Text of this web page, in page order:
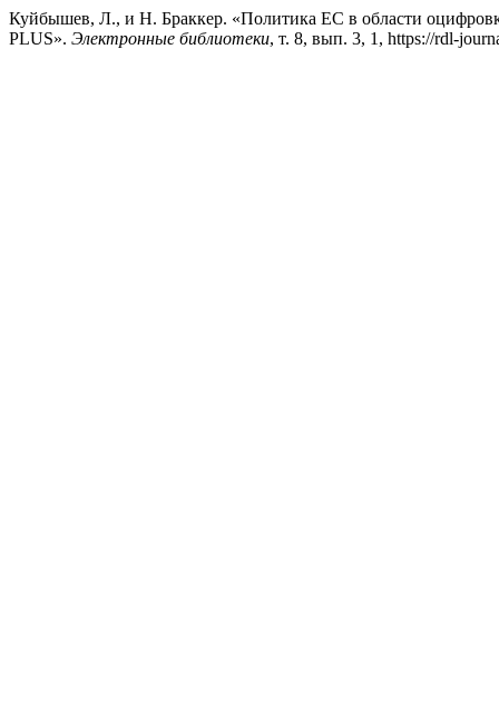
Куйбышев, Л., и Н. Браккер. «Политика ЕС в области
PLUS». Электронные библиотеки, т. 8, вып. 3, 1, https://rdl-